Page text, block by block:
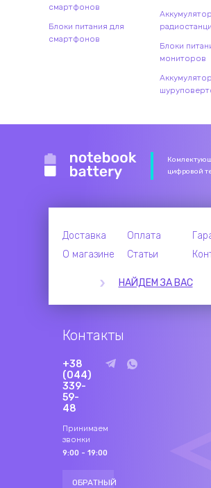
смартфонов
Блоки питания для
смартфонов
Блоки
мониторов
цифровой
Доставка Оплата
О магазине
Статьи
НАЙДЕМ ЗА ВАС
Контакты
+38
(044)
339-
59-
48
Принимаем
звонки
9:00 - 19:00
ОБРАТНЫЙ